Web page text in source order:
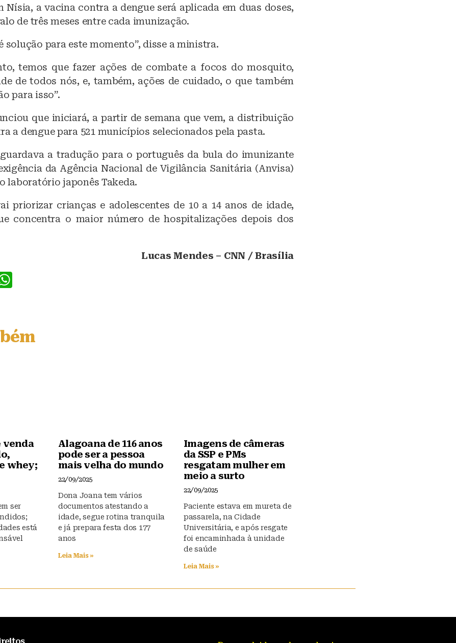
Nísia, a vacina contra a dengue será aplicada em duas doses,
de três meses entre cada imunização.
solução para este momento”, disse a ministra.
temos que fazer ações de combate a focos do mosquito,
de todos nós, e, também, ações de cuidado, o que também
para isso”.
que iniciará, a partir de semana que vem, a distribuição
a dengue para 521 municípios selecionados pela pasta.
a tradução para o português da bula do imunizante
da Agência Nacional de Vigilância Sanitária (Anvisa)
laboratório japonês Takeda.
priorizar crianças e adolescentes de 10 a 14 anos de idade,
concentra o maior número de hospitalizações depois dos
Lucas Mendes – CNN / Brasília
s
A
venda
whey;
ser
está
Alagoana de 116 anos
pode ser a pessoa
mais velha do mundo
22/09/2025
Dona Joana tem vários
documentos atestando a
idade, segue rotina tranquila
e já prepara festa dos 177
anos
Leia Mais »
Imagens de câmeras
da SSP e PMs
resgatam mulher em
meio a surto
22/09/2025
Paciente estava em mureta de
passarela, na Cidade
Universitária, e após resgate
foi encaminhada à unidade
de saúde
Leia Mais »